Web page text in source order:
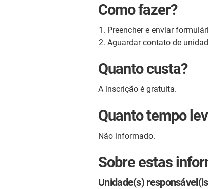
Como fazer?
Preencher e enviar
Aguardar contato de
Quanto custa?
A inscrição é gratuita.
Quanto tempo
Não informado.
Sobre estas
Unidade(s)